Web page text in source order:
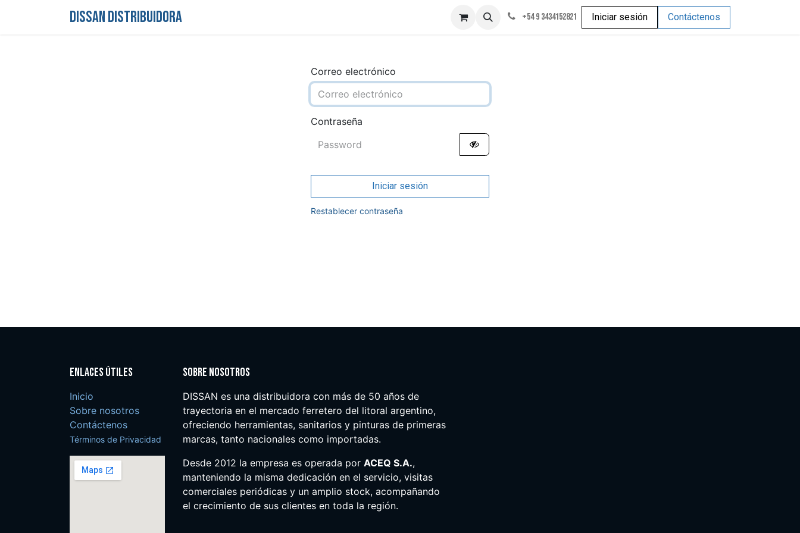
DISSAN DISTRIBUIDORA +54 9 3434152821 Iniciar sesión Contáctenos
Correo electrónico
Contraseña
Iniciar sesión
Restablecer contraseña
Enlaces útiles
Inicio
Sobre nosotros
Contáctenos
Términos de Privacidad
Sobre nosotros
DISSAN es una distribuidora con más de 50 años de
trayectoria en el mercado ferretero del litoral argentino,
ofreciendo herramientas, sanitarios y pinturas de primeras
marcas, tanto nacionales como importadas.
Desde 2012 la empresa es operada por ACEQ S.A.,
manteniendo la misma dedicación en el servicio, visitas
comerciales periódicas y un amplio stock, acompañando
el crecimiento de sus clientes en toda la región.